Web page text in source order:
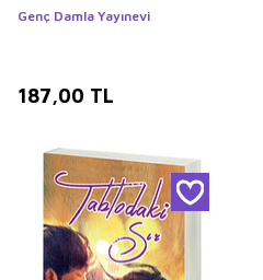
Genç Damla Yayınevi
187,00 TL